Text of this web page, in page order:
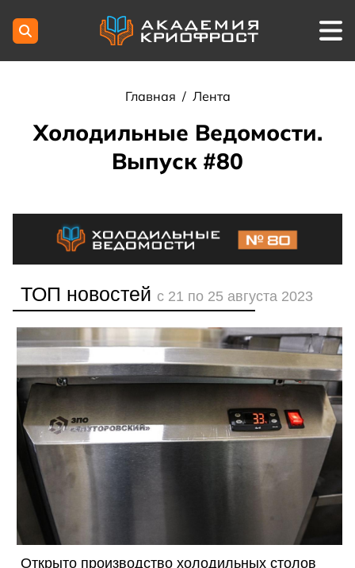
Главная / Лента
Холодильные Ведомости.
Выпуск #80